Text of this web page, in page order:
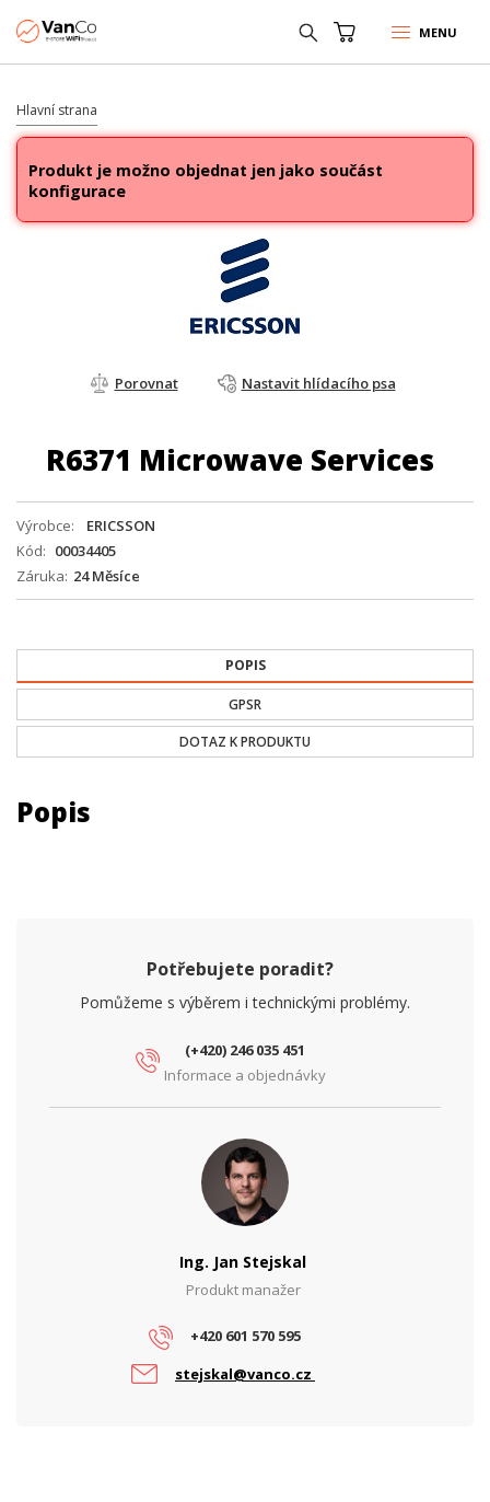
MENU
Hlavní strana
Produkt je možno objednat jen jako součást
konfigurace
Porovnat Nastavit hlídacího psa
R6371 Microwave Services
Výrobce
ERICSSON
Kód
00034405
Záruka 24 Měsíce
POPIS
GPSR
DOTAZ K PRODUKTU
Popis
Potřebujete poradit?
Pomůžeme s výběrem i technickými problémy.
(+420) 246 035 451
Informace a objednávky
Ing. Jan Stejskal
Produkt manažer
+420 601 570 595
stejskal@vanco.cz